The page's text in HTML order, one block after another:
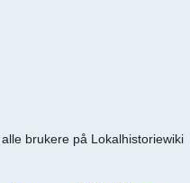
brukere på Lokalhistoriewiki